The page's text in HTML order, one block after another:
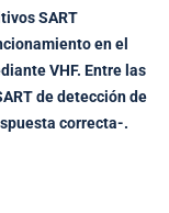
SART
en el
VHF. Entre las
de detección de
correcta-.